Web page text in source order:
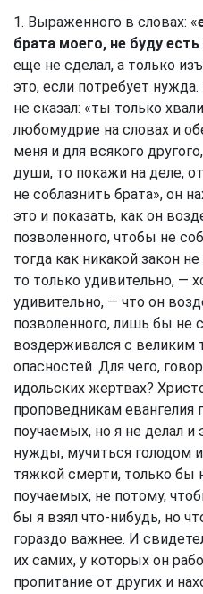
1. Выраженного в словах: «
брата моего, не буду
еще не сделал, а только
это, если потребует
не сказал: «ты только
любомудрие на словах и
меня и для всякого
души, то покажи на деле,
не соблазнить брата», он
это и показать, как он
позволенного, чтобы не
тогда как никакой закон
то только удивительно, —
удивительно, — что он
позволенного, лишь бы не
воздерживался с великим
опасностей. Для чего,
идольских жертвах?
проповедникам евангелия
поучаемых, но я не делал и
нужды, мучиться голодом
тяжкой смерти, только бы
поучаемых, не потому,
бы я взял что-нибудь, но
гораздо важнее. И
их самих, у которых он
пропитание от других и